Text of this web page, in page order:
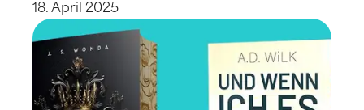
18. April 2025